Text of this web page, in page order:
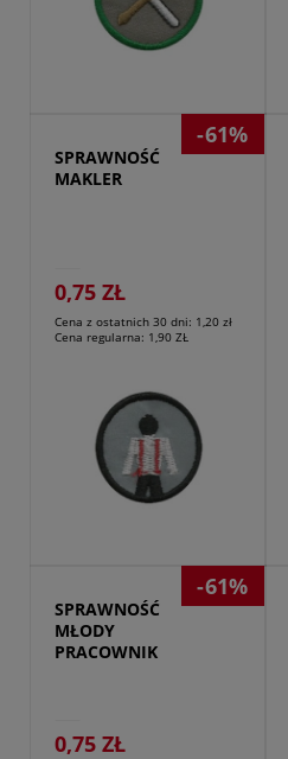
SPRAWNOŚĆ
MAKLER
0,75 ZŁ
Cena z ostatnich 30 dni: 1,20 zł
Cena regularna: 1,90 ZŁ
-61%
SPRAWNOŚĆ
MŁODY
PRACOWNIK
0,75 ZŁ
-61%